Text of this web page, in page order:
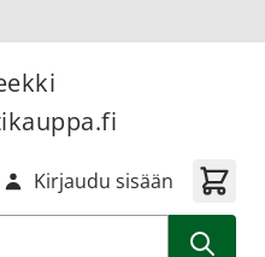
Kirjaudu sisään